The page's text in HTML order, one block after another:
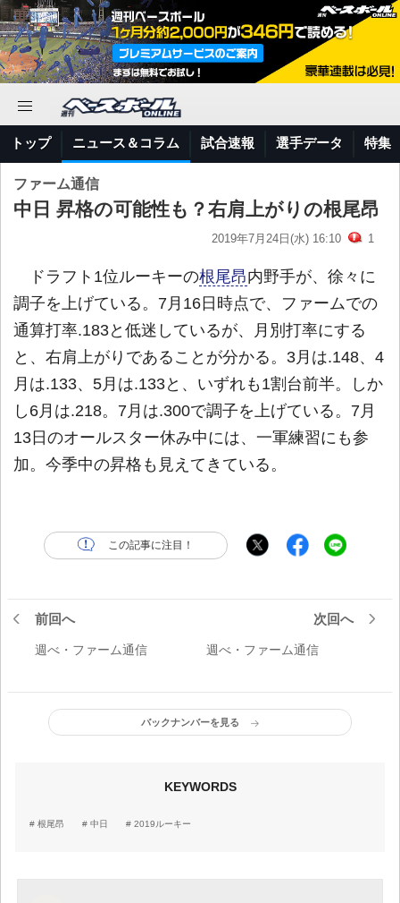
トップ ニュース＆コラム 試合速報 選手データ 特集
ファーム通信
中日 昇格の可能性も？右肩上がりの根尾昂
2019年7月24日(水) 16:10 1
ドラフト1位ルーキーの根尾昂内野手が、徐々に
調子を上げている。7月16日時点で、ファームでの
通算打率.183と低迷しているが、月別打率にする
と、右肩上がりであることが分かる。3月は.148、4
月は.133、5月は.133と、いずれも1割台前半。しか
し6月は.218。7月は.300で調子を上げている。7月
13日のオールスター休み中には、一軍練習にも参
加。今季中の昇格も見えてきている。
この記事に注目！
前回へ
週べ・ファーム通信
次回へ
週べ・ファーム通信
バックナンバーを見る
KEYWORDS
根尾昂 中日 2019ルーキー